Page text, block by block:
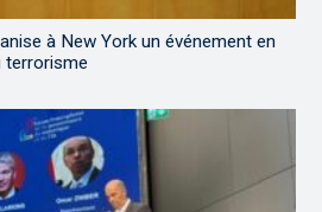
à New York un événement en
terrorisme